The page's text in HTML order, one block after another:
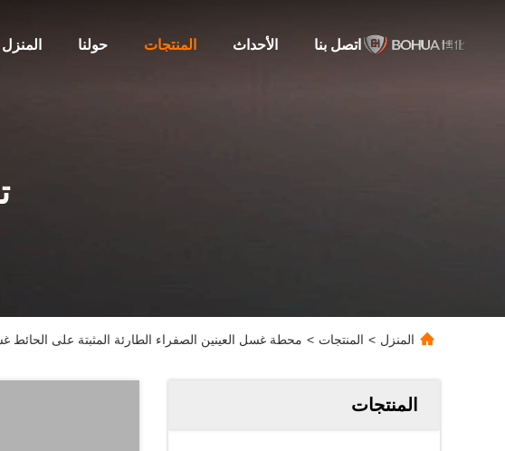
المنزل حولنا المنتجات الأحداث اتصل بنا
المنزل > المنتجات > محطة غسل العينين الصفراء الطارئة المثبتة على الحائط
المنتجات